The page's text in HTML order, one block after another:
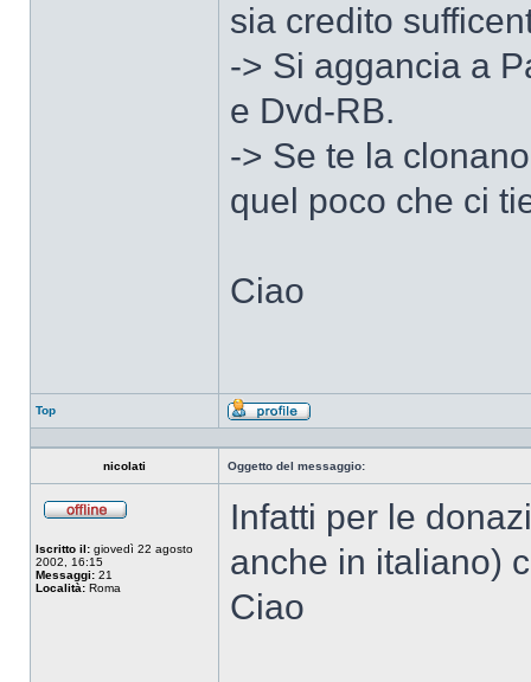
sia credito
-> Si aggancia a
e Dvd-RB.
-> Se te la
quel poco che ci
Ciao
Top
Profilo
nicolati Oggetto del messaggio:
Iscritto il: giovedì 22 agosto
2002, 16:15
Messaggi: 21
Località: Roma
Infatti per le
anche in italiano)
Ciao